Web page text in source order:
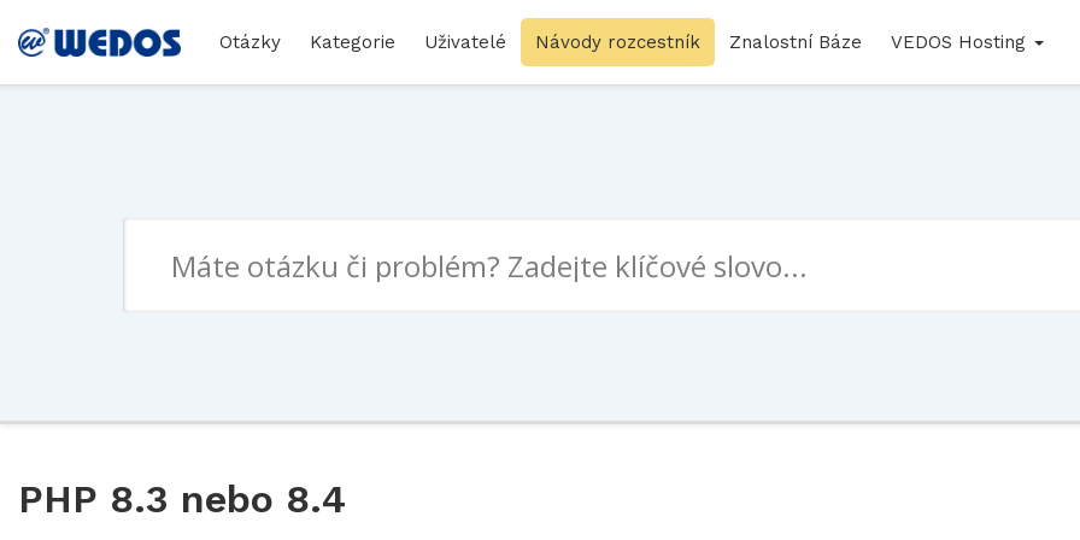
Otázky Kategorie Uživatelé Návody rozcestník Znalostní Báze VEDOS Hosting
PHP 8.3 nebo 8.4